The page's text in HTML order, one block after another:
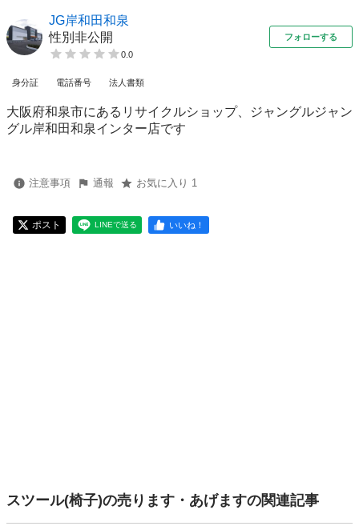
JG岸和田和泉
性別非公開
0.0
フォローする
身分証 電話番号 法人書類
大阪府和泉市にあるリサイクルショップ、ジャングルジャン
グル岸和田和泉インター店です
注意事項 通報 お気に入り 1
ポスト LINEで送る いいね！
スツール(椅子)の売ります・あげますの関連記事